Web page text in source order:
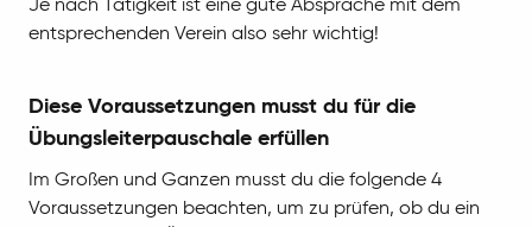
Je nach Tätigkeit ist eine gute Absprache mit dem
entsprechenden Verein also sehr wichtig!
Diese Voraussetzungen musst du für die
Übungsleiterpauschale erfüllen
Im Großen und Ganzen musst du die folgende 4
Voraussetzungen beachten, um zu prüfen, ob du ein